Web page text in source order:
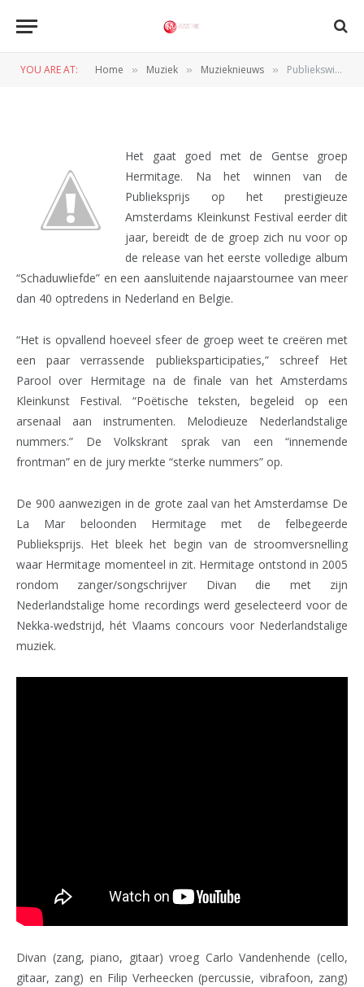
YOU ARE AT: Home » Muziek » Muzieknieuws » Publiekswinnaar Amsterdams Kleinkunst Festival komt met debuutalbum
Kleinkunst Festival komt met
Het gaat goed met de Gentse groep
Hermitage. Na het winnen van de
Publieksprijs op het prestigieuze
Amsterdams Kleinkunst Festival eerder dit
jaar, bereidt de de groep zich nu voor op
de release van het eerste volledige album
“Schaduwliefde” en een aansluitende najaarstournee van meer
dan 40 optredens in Nederland en Belgie.
“Het is opvallend hoeveel sfeer de groep weet te creëren met
een paar verrassende publieksparticipaties,” schreef Het
Parool over Hermitage na de finale van het Amsterdams
Kleinkunst Festival. “Poëtische teksten, begeleid op een
arsenaal aan instrumenten. Melodieuze Nederlandstalige
nummers.” De Volkskrant sprak van een “innemende
frontman” en de jury merkte “sterke nummers” op.
De 900 aanwezigen in de grote zaal van het Amsterdamse De
La Mar beloonden Hermitage met de felbegeerde
Publieksprijs. Het bleek het begin van de stroomversnelling
waar Hermitage momenteel in zit. Hermitage ontstond in 2005
rondom zanger/songschrijver Divan die met zijn
Nederlandstalige home recordings werd geselecteerd voor de
Nekka-wedstrijd, hét Vlaams concours voor Nederlandstalige
muziek.
Divan (zang, piano, gitaar) vroeg Carlo Vandenhende (cello,
gitaar, zang) en Filip Verheecken (percussie, vibrafoon, zang)